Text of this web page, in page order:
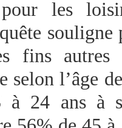
les
fins autres
l’âge
à 24 ans à